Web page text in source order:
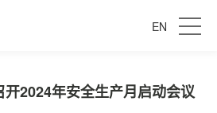
EN
2024年安全生产月启动会议